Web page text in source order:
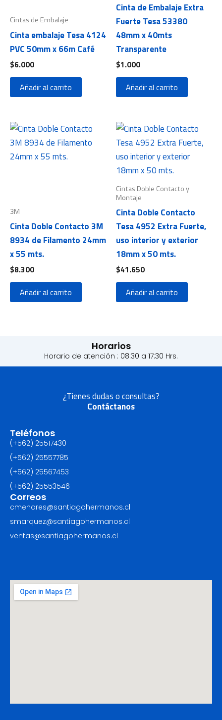
Cintas de Embalaje
Cinta embalaje Tesa 4124
PVC 50mm x 66m Café
$6.000
Añadir al carrito
Cinta de Embalaje Extra
Fuerte Tesa 53380
48mm x 40mts
Transparente
$1.000
Añadir al carrito
3M
Cinta Doble Contacto 3M
8934 de Filamento 24mm
x 55 mts.
$8.300
Añadir al carrito
Cintas Doble Contacto y
Montaje
Cinta Doble Contacto
Tesa 4952 Extra Fuerte,
uso interior y exterior
18mm x 50 mts.
$41.650
Añadir al carrito
Horarios
Horario de atención : 08:30 a 17:30 Hrs.
¿Tienes dudas o consultas?
Contáctanos
Teléfonos
(+562) 25517430‬
(+562) 25557785
(+562) 25567453‬
(+562) ‪25553546
Correos
cmenares@santiagohermanos.cl
smarquez@santiagohermanos.cl
ventas@santiagohermanos.cl